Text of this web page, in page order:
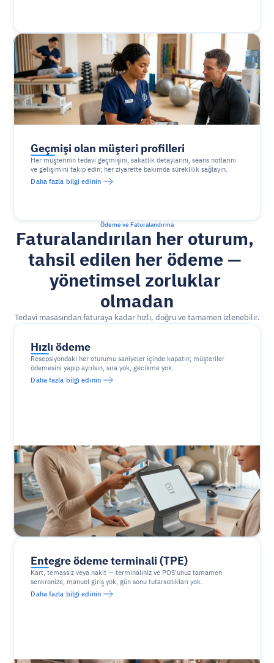
Geçmişi olan müşteri profilleri
Her müşterinin tedavi geçmişini, sakatlık detaylarını, seans notlarını
ve gelişimini takip edin; her ziyarette bakımda süreklilik sağlayın.
Daha fazla bilgi edinin
Ödeme ve Faturalandırma
Faturalandırılan her oturum,
tahsil edilen her ödeme —
yönetimsel zorluklar
olmadan
Tedavi masasından faturaya kadar hızlı, doğru ve tamamen izlenebilir.
Hızlı ödeme
Resepsiyondaki her oturumu saniyeler içinde kapatın; müşteriler
ödemesini yapıp ayrılsın, sıra yok, gecikme yok.
Daha fazla bilgi edinin
Entegre ödeme terminali (TPE)
Kart, temassız veya nakit — terminaliniz ve POS'unuz tamamen
senkronize, manuel giriş yok, gün sonu tutarsızlıkları yok.
Daha fazla bilgi edinin